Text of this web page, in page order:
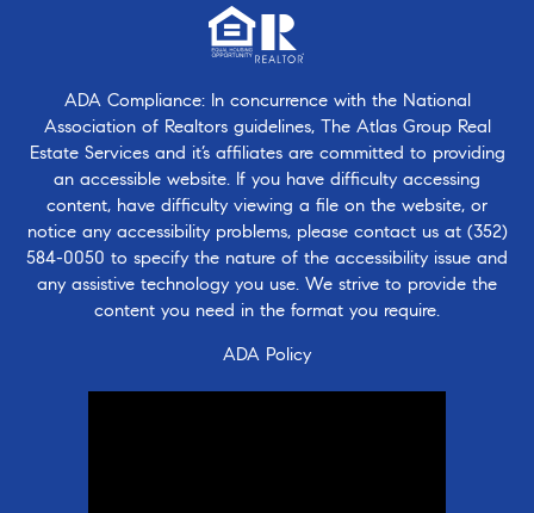
ADA Compliance: In concurrence with the National
Association of Realtors guidelines, The Atlas Group Real
Estate Services and it’s affiliates are committed to providing
an accessible website. If you have difficulty accessing
content, have difficulty viewing a file on the website, or
notice any accessibility problems, please contact us at (352)
584-0050 to specify the nature of the accessibility issue and
any assistive technology you use. We strive to provide the
content you need in the format you require.
ADA Policy